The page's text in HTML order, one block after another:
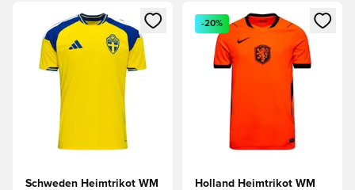
Öffnet ein Fenster zum Anmelden oder Registrieren als
Schweden Heimtrikot WM
Öffnet ein Fenster zum
-20%
Holland Heimtrikot WM